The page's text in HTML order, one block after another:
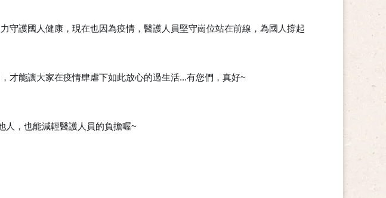
守護國人健康，現在也因為疫情，醫護人員堅守崗位站在前線，為國人撐起
才能讓大家在疫情肆虐下如此放心的過生活...有您們，真好~
人，也能減輕醫護人員的負擔喔~